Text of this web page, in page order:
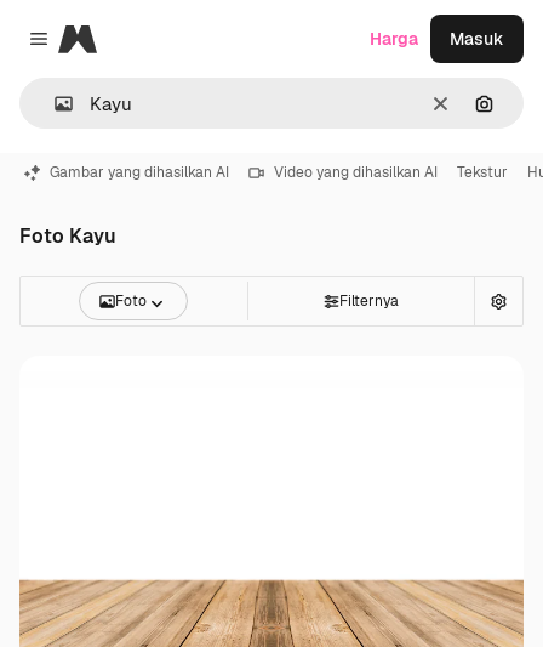
Close menu
Magnific
Jernih
Harga Masuk
Gambar yang dihasilkan AI Video yang dihasilkan AI Tekstur
Foto Kayu
Foto Filternya